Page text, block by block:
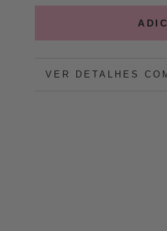
indisponível
VER DETALHES